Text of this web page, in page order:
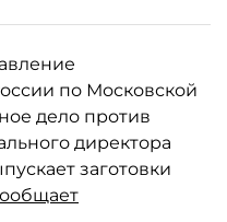
по Московской
дело против
директора
заготовки